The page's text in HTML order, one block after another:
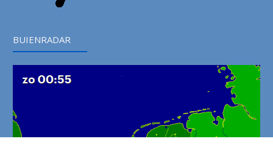
BUIENRADAR